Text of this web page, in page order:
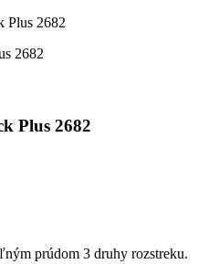
Plus 2682
Plus 2682
prúdom 3 druhy rozstreku.